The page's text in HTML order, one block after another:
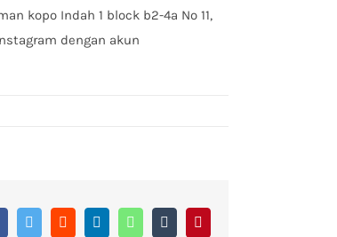
kopo Indah 1 block b2-4a No 11,
dengan akun
TwitterRedditLinkedInWhatsAppTumblrPinterest